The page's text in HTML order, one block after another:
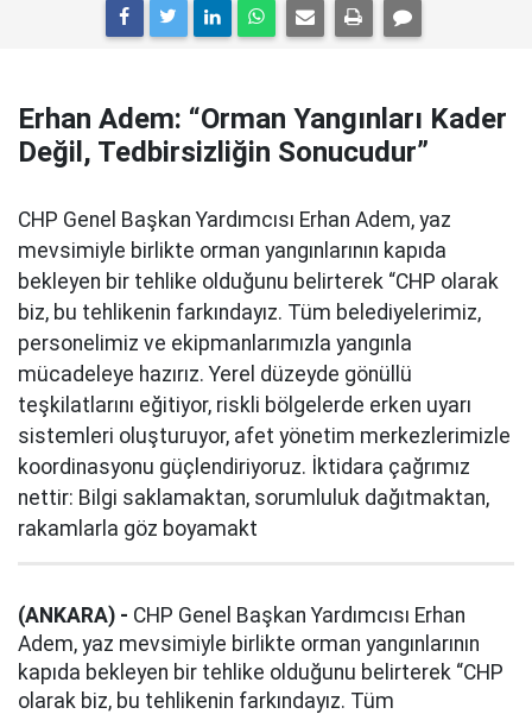
Erhan Adem: “Orman Yangınları Kader
Değil, Tedbirsizliğin Sonucudur”
CHP Genel Başkan Yardımcısı Erhan Adem, yaz
mevsimiyle birlikte orman yangınlarının kapıda
bekleyen bir tehlike olduğunu belirterek “CHP olarak
biz, bu tehlikenin farkındayız. Tüm belediyelerimiz,
personelimiz ve ekipmanlarımızla yangınla
mücadeleye hazırız. Yerel düzeyde gönüllü
teşkilatlarını eğitiyor, riskli bölgelerde erken uyarı
sistemleri oluşturuyor, afet yönetim merkezlerimizle
koordinasyonu güçlendiriyoruz. İktidara çağrımız
nettir: Bilgi saklamaktan, sorumluluk dağıtmaktan,
rakamlarla göz boyamakt
(ANKARA) - CHP Genel Başkan Yardımcısı Erhan
Adem, yaz mevsimiyle birlikte orman yangınlarının
kapıda bekleyen bir tehlike olduğunu belirterek “CHP
olarak biz, bu tehlikenin farkındayız. Tüm